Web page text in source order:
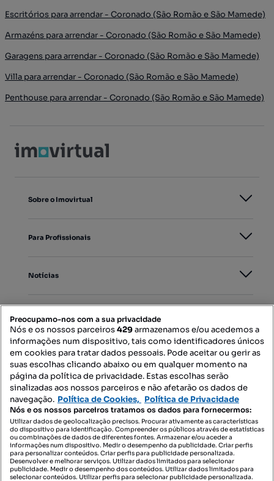
Escritórios para arrendar - Coronado (São Romão e São Mamede)
Armazéns para arrendar - Coronado (São Romão e São Mamede)
Garagens para arrendar - Coronado (São Romão e São Mamede)
Villa para arrendar - Coronado (São Romão e São Mamede)
Penthouse para arrendar - Coronado (São Romão e São Mamede)
Sobre o Imovirtual
Para Profissionais
Notícias
Mapa do Site
Contacte-nos
SIGA-NOS:
Preocupamo-nos com a sua privacidade
Nós e os nossos parceiros429armazenamos e/ou acedemos a
informações num dispositivo, tais como identificadores únicos
em cookies para tratar dados pessoais. Pode aceitar ou gerir as
suas escolhas clicando abaixo ou em qualquer momento na
página da política de privacidade. Estas escolhas serão
sinalizadas aos nossos parceiros e não afetarão os dados de
navegação. Política de Cookies, Política de Privacidade
Nós e os nossos parceiros tratamos os dados para fornecermos:
Utilizar dados de geolocalização precisos. Procurar ativamente as características
do dispositivo para identificação. Compreender os públicos através de estatísticas
ou combinações de dados de diferentes fontes. Armazenar e/ou aceder a
informações num dispositivo. Medir o desempenho da publicidade. Criar perfis
para personalizar conteúdos. Criar perfis para publicidade personalizada.
Desenvolver e melhorar serviços. Utilizar dados limitados para selecionar
publicidade. Medir o desempenho dos conteúdos. Utilizar dados limitados para
selecionar conteúdos. Utilizar perfis para selecionar publicidade personalizada.